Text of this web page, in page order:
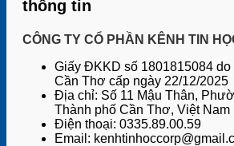
thông tin
CÔNG TY CỔ PHẦN KÊNH TIN
Giấy ĐKKD số 1801815084
Cần Thơ cấp ngày 22/12/2025
Địa chỉ: Số 11 Mậu Thân,
Thành phố Cần Thơ, Việt Nam
Điện thoại: 0335.89.00.59
Email: